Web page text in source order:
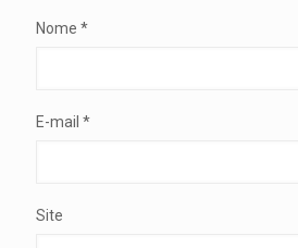
Nome *
E-mail *
Site